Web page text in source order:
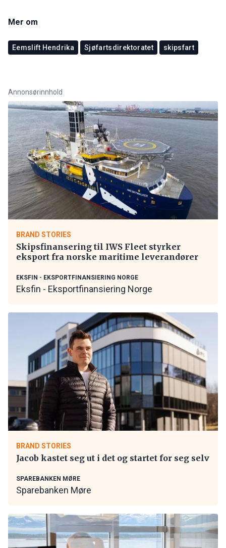
Mer om
Eemslift Hendrika Sjøfartsdirektoratet skipsfart
Annonsørinnhold
BRAND STORIES
Skipsfinansering til IWS Fleet styrker
eksport fra norske maritime leverandører
EKSFIN - EKSPORTFINANSIERING NORGE
Eksfin - Eksportfinansiering Norge
BRAND STORIES
Jacob kastet seg ut i det og startet for seg selv
SPAREBANKEN MØRE
Sparebanken Møre